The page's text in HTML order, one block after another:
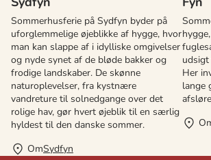
Sommerhusferie på Sydfyn byder på
uforglemmelige øjeblikke af hygge, hvor
man kan slappe af i idylliske omgivelser
og nyde synet af de bløde bakker og
frodige landskaber. De skønne
naturoplevelser, fra kystnære
vandreture til solnedgange over det
rolige hav, gør hvert øjeblik til en særlig
hyldest til den danske sommer.
OmSydfyn
Her
lange